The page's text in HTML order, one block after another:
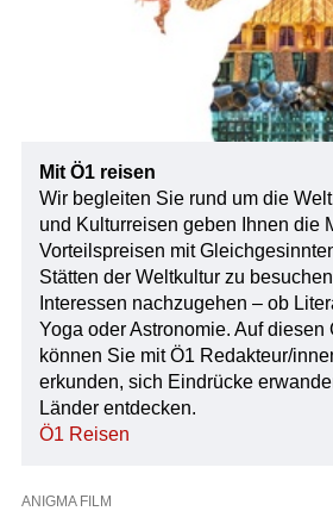
Mit Ö1 reisen
Wir begleiten Sie rund um die
und Kulturreisen geben Ihnen die
Vorteilspreisen mit
Stätten der Weltkultur zu
Interessen nachzugehen – ob
Yoga oder Astronomie. Auf diesen
können Sie mit Ö1 Redakteur/
erkunden, sich Eindrücke
Länder entdecken.
Ö1 Reisen
ANIGMA FILM